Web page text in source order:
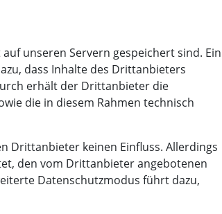
unseren Servern gespeichert sind. Ein
dass Inhalte des Drittanbieters
erhält der Drittanbieter die
die in diesem Rahmen technisch
Drittanbieter keinen Einfluss. Allerdings
den vom Drittanbieter angebotenen
Datenschutzmodus führt dazu,